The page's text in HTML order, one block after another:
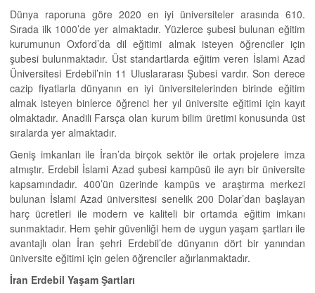
Dünya raporuna göre 2020 en iyi üniversiteler arasında 610.
Sırada ilk 1000’de yer almaktadır. Yüzlerce şubesi bulunan eğitim
kurumunun Oxford’da dil eğitimi almak isteyen öğrenciler için
şubesi bulunmaktadır. Üst standartlarda eğitim veren İslami Azad
Üniversitesi Erdebil’nin 11 Uluslararası Şubesi vardır. Son derece
cazip fiyatlarla dünyanın en iyi üniversitelerinden birinde eğitim
almak isteyen binlerce öğrenci her yıl üniversite eğitimi için kayıt
olmaktadır. Anadili Farsça olan kurum bilim üretimi konusunda üst
sıralarda yer almaktadır.
Geniş imkanları ile İran’da birçok sektör ile ortak projelere imza
atmıştır. Erdebil İslami Azad şubesi kampüsü ile ayrı bir üniversite
kapsamındadır. 400’ün üzerinde kampüs ve araştırma merkezi
bulunan İslami Azad üniversitesi senelik 200 Dolar’dan başlayan
harç ücretleri ile modern ve kaliteli bir ortamda eğitim imkanı
sunmaktadır. Hem şehir güvenliği hem de uygun yaşam şartları ile
avantajlı olan İran şehri Erdebil’de dünyanın dört bir yanından
üniversite eğitimi için gelen öğrenciler ağırlanmaktadır.
İran Erdebil Yaşam Şartları